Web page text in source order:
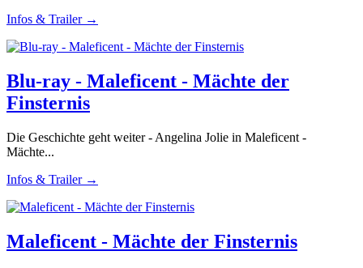
Infos & Trailer →
Blu-ray - Maleficent - Mächte der
Finsternis
Die Geschichte geht weiter - Angelina Jolie in Maleficent -
Mächte...
Infos & Trailer →
Maleficent - Mächte der Finsternis